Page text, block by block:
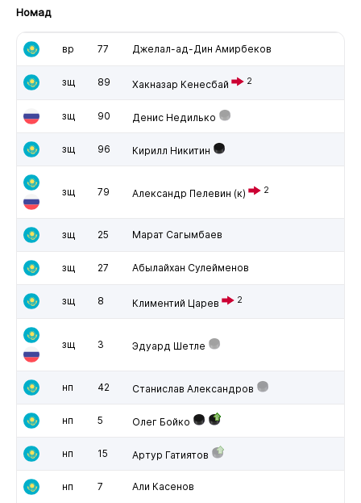
Номад
вр 77 Джелал-ад-Дин Амирбеков
зщ 89 Хакназар Кенесбай 2
зщ 90 Денис Недилько
зщ 96 Кирилл Никитин
зщ 79 Александр Пелевин (к) 2
зщ 25 Марат Сагымбаев
зщ 27 Абылайхан Сулейменов
зщ 8 Климентий Царев 2
зщ 3 Эдуард Шетле
нп 42 Станислав Александров
нп 5 Олег Бойко
нп 15 Артур Гатиятов
нп 7 Али Касенов